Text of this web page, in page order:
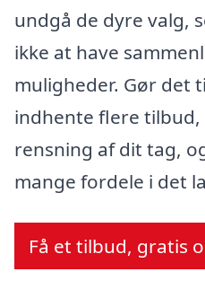
undgå de dyre valg,
ikke at have
muligheder. Gør det
indhente flere
rensning af dit tag,
mange fordele i det
Få et tilbud, gratis